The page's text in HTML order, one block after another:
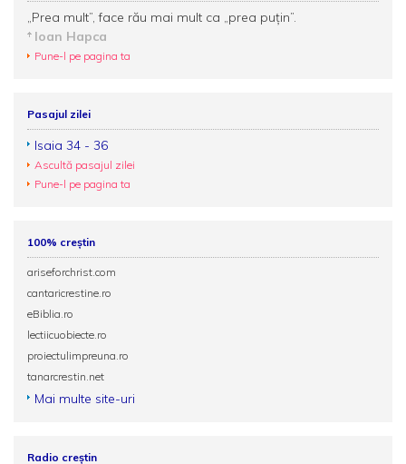
„Prea mult”, face rău mai mult ca „prea puțin”.
Ioan Hapca
Pune-l pe pagina ta
Pasajul zilei
Isaia 34 - 36
Ascultă pasajul zilei
Pune-l pe pagina ta
100% creștin
ariseforchrist.com
cantaricrestine.ro
eBiblia.ro
lectiicuobiecte.ro
proiectulimpreuna.ro
tanarcrestin.net
Mai multe site-uri
Radio creștin